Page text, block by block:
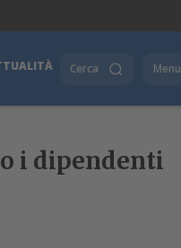
Cerca Menu
i dipendenti